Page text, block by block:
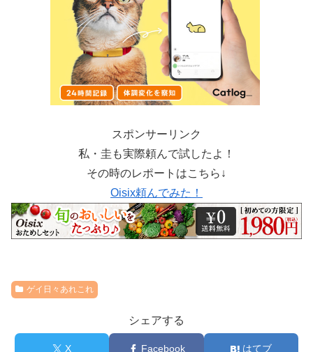
スポンサーリンク
私・圭も実際頼んで試したよ！
その時のレポートはこちら↓
Oisix頼んでみた！
ゲイ日々あれこれ
シェアする
X Facebook はてブ